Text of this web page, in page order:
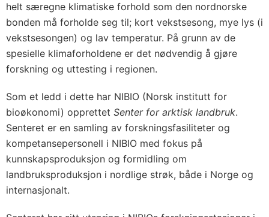
helt særegne klimatiske forhold som den nordnorske
bonden må forholde seg til; kort vekstsesong, mye lys (i
vekstsesongen) og lav temperatur. På grunn av de
spesielle klimaforholdene er det nødvendig å gjøre
forskning og uttesting i regionen.
Som et ledd i dette har NIBIO (Norsk institutt for
bioøkonomi) opprettet Senter for arktisk landbruk.
Senteret er en samling av forskningsfasiliteter og
kompetansepersonell i NIBIO med fokus på
kunnskapsproduksjon og formidling om
landbruksproduksjon i nordlige strøk, både i Norge og
internasjonalt.